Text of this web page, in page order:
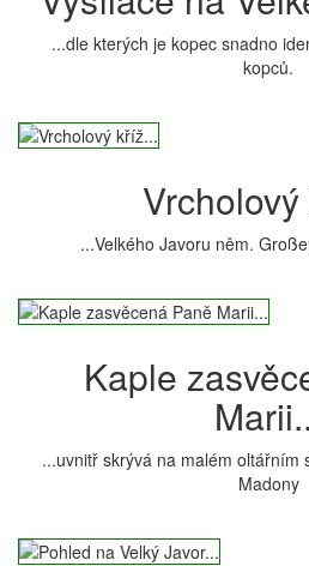
...dle kterých je kopec snadno
kopců.
...Velkého Javoru něm.
Kaple
...uvnitř skrývá na malém oltářním
Madony